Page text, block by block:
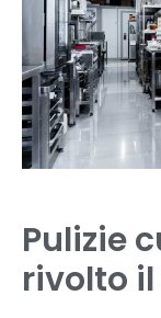
Pulizie
rivolto il